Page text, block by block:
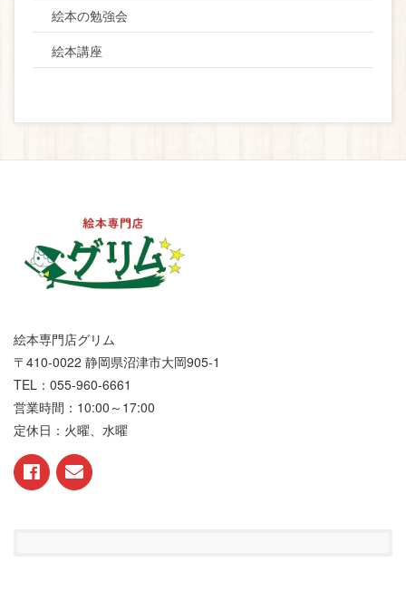
絵本の勉強会
絵本講座
絵本専門店グリム
〒410-0022 静岡県沼津市大岡905-1
TEL：055-960-6661
営業時間：10:00～17:00
定休日：火曜、水曜